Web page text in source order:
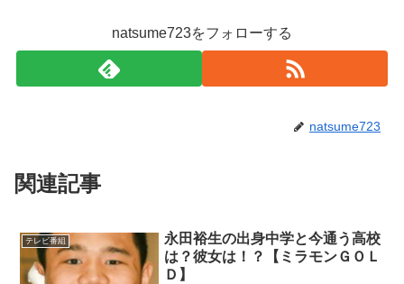
natsume723をフォローする
natsume723
関連記事
テレビ番組
永田裕生の出身中学と今通う高校
は？彼女は！？【ミラモンＧＯＬ
Ｄ】